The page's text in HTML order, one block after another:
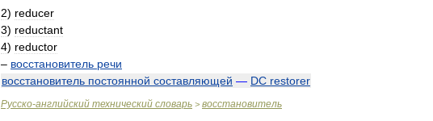
2) reducer
3) reductant
4) reductor
– восстановитель речи
восстановитель постоянной составляющей — DC restorer
Русско-английский технический словарь > восстановитель